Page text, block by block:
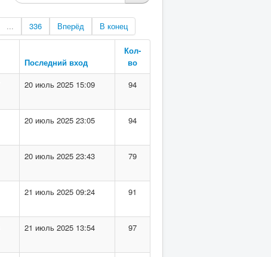
... 336 Вперёд В конец
Последний вход
Кол-
во
20 июль 2025 15:09 94
20 июль 2025 23:05 94
20 июль 2025 23:43 79
21 июль 2025 09:24 91
21 июль 2025 13:54 97